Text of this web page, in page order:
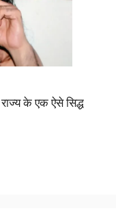
के एक ऐसे सिद्ध